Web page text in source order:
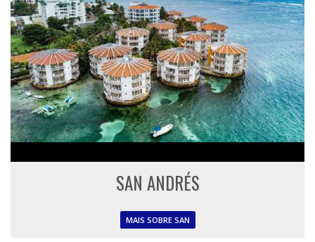
SAN ANDRÉS
MAIS SOBRE SAN